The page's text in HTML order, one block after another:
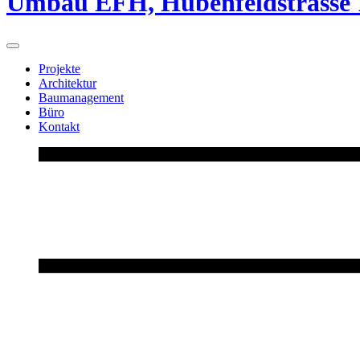
Projekte
Architektur
Baumanagement
Büro
Kontakt